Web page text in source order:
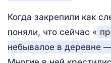
Когда закрепили как
поняли, что сейчас «
небывалое в деревне